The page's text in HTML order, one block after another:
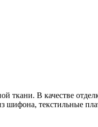
ткани. В качестве
текстильные